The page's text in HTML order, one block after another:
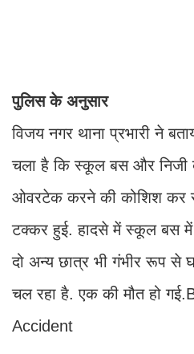
पुलिस के अनुसार
विजय नगर थाना प्रभारी ने
चला है कि स्कूल बस और निजी
ओवरटेक करने की कोशिश कर
टक्कर हुई. हादसे में स्कूल बस में
दो अन्य छात्र भी गंभीर रूप से
चल रहा है. एक की मौत हो
Accident